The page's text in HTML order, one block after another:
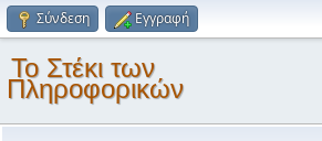
Σύνδεση Εγγραφή
Το Στέκι των
Πληροφορικών